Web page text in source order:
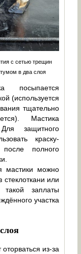
с сетью трещин
в два слоя
посыпается
(используется
тщательно
Мастика
защитного
краску-
полного
мастики можно
или
заплаты
участка
из-за